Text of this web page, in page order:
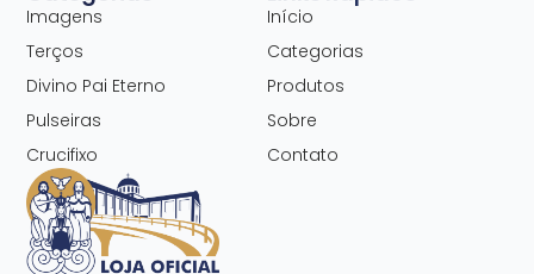
Início
Categorias
Produtos
Sobre
Contato
Imagens
Terços
Divino Pai Eterno
Pulseiras
Crucifixo